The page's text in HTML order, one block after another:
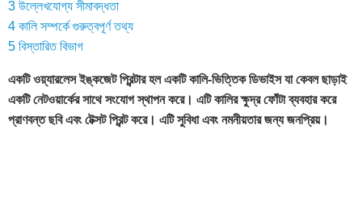
3 উল্লেখযোগ্য সীমাবদ্ধতা
4 কালি সম্পর্কে গুরুত্বপূর্ণ তথ্য
5 বিস্তারিত বিভাগ
একটি ওয়্যারলেস ইঙ্কজেট প্রিন্টার হল একটি কালি-ভিত্তিক ডিভাইস যা কেবল ছাড়াই
একটি নেটওয়ার্কের সাথে সংযোগ স্থাপন করে। এটি কালির ক্ষুদ্র ফোঁটা ব্যবহার করে
প্রাণবন্ত ছবি এবং টেক্সট প্রিন্ট করে। এটি সুবিধা এবং নমনীয়তার জন্য জনপ্রিয়।